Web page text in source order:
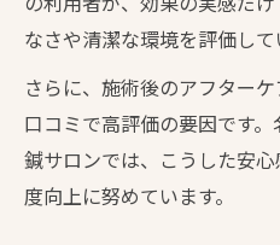
なさや清潔な環境を評価して
さらに、施術後のアフター
口コミで高評価の要因です
鍼サロンでは、こうした安
度向上に努めています。